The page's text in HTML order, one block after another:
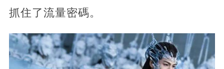
抓住了流量密碼。